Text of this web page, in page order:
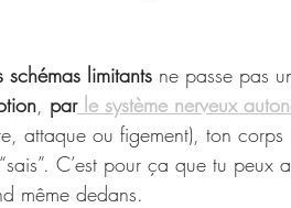
limitants ne passe pas
, par le système nerveux
attaque ou figement), ton
C’est pour ça que tu peux
même dedans.